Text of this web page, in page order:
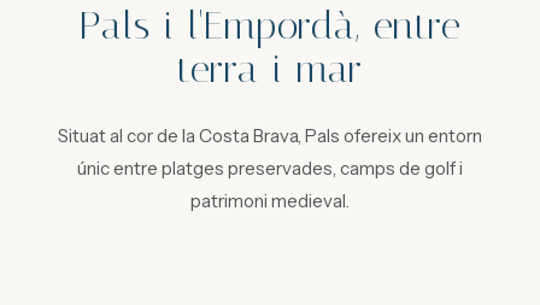
Pals i l'Empordà, entre
terra i mar
Situat al cor de la Costa Brava, Pals ofereix un entorn
únic entre platges preservades, camps de golf i
patrimoni medieval.